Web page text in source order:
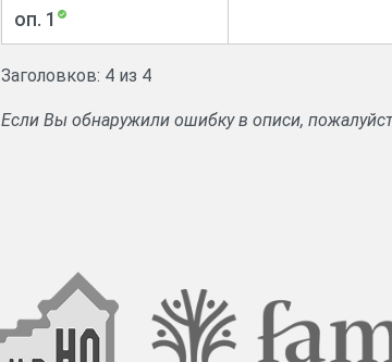
оп. 1
Заголовков: 4 из 4
Если Вы обнаружили ошибку в описи,